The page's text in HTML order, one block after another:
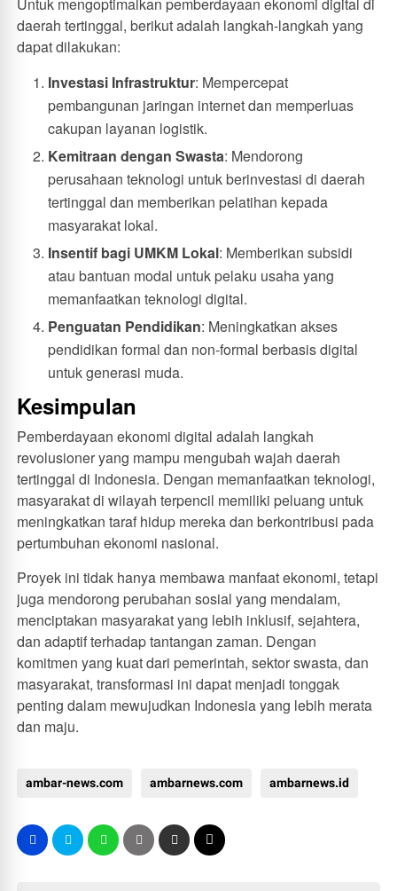
daerah tertinggal, berikut adalah langkah-langkah yang
dapat dilakukan:
Investasi Infrastruktur: Mempercepat
pembangunan jaringan internet dan memperluas
cakupan layanan logistik.
Kemitraan dengan Swasta: Mendorong
perusahaan teknologi untuk berinvestasi di daerah
tertinggal dan memberikan pelatihan kepada
masyarakat lokal.
Insentif bagi UMKM Lokal: Memberikan subsidi
atau bantuan modal untuk pelaku usaha yang
memanfaatkan teknologi digital.
Penguatan Pendidikan: Meningkatkan akses
pendidikan formal dan non-formal berbasis digital
untuk generasi muda.
Kesimpulan
Pemberdayaan ekonomi digital adalah langkah
revolusioner yang mampu mengubah wajah daerah
tertinggal di Indonesia. Dengan memanfaatkan teknologi,
masyarakat di wilayah terpencil memiliki peluang untuk
meningkatkan taraf hidup mereka dan berkontribusi pada
pertumbuhan ekonomi nasional.
Proyek ini tidak hanya membawa manfaat ekonomi, tetapi
juga mendorong perubahan sosial yang mendalam,
menciptakan masyarakat yang lebih inklusif, sejahtera,
dan adaptif terhadap tantangan zaman. Dengan
komitmen yang kuat dari pemerintah, sektor swasta, dan
masyarakat, transformasi ini dapat menjadi tonggak
penting dalam mewujudkan Indonesia yang lebih merata
dan maju.
ambar-news.com ambarnews.com ambarnews.id